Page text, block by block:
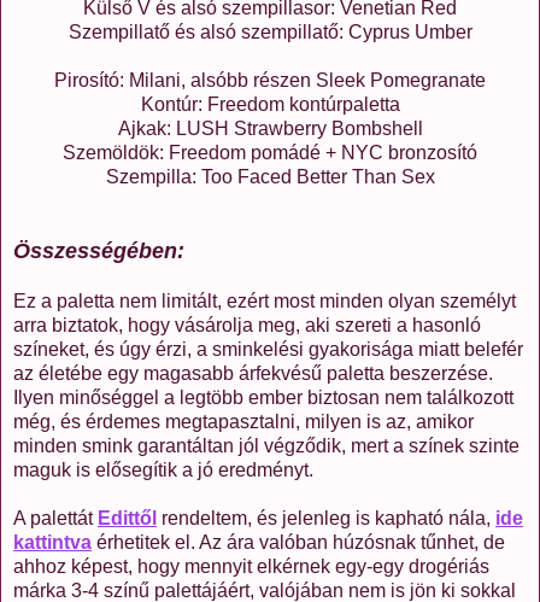
Külső V és alsó szempillasor: Venetian Red
Szempillatő és alsó szempillatő: Cyprus Umber
Pirosító: Milani, alsóbb részen Sleek Pomegranate
Kontúr: Freedom kontúrpaletta
Ajkak: LUSH Strawberry Bombshell
Szemöldök: Freedom pomádé + NYC bronzosító
Szempilla: Too Faced Better Than Sex
Összességében:
Ez a paletta nem limitált, ezért most minden olyan személyt
arra biztatok, hogy vásárolja meg, aki szereti a hasonló
színeket, és úgy érzi, a sminkelési gyakorisága miatt belefér
az életébe egy magasabb árfekvésű paletta beszerzése.
Ilyen minőséggel a legtöbb ember biztosan nem találkozott
még, és érdemes megtapasztalni, milyen is az, amikor
minden smink garantáltan jól végződik, mert a színek szinte
maguk is elősegítik a jó eredményt.
A palettát Edittől rendeltem, és jelenleg is kapható nála, ide
kattintva érhetitek el. Az ára valóban húzósnak tűnhet, de
ahhoz képest, hogy mennyit elkérnek egy-egy drogériás
márka 3-4 színű palettájáért, valójában nem is jön ki sokkal